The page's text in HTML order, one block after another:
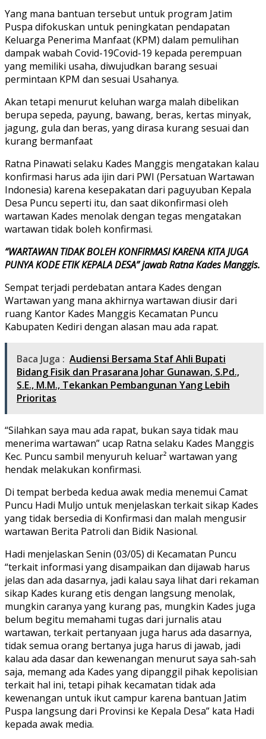
Yang mana bantuan tersebut untuk program Jatim
Puspa difokuskan untuk peningkatan pendapatan
Keluarga Penerima Manfaat (KPM) dalam pemulihan
dampak wabah Covid-19Covid-19 kepada perempuan
yang memiliki usaha, diwujudkan barang sesuai
permintaan KPM dan sesuai Usahanya.
Akan tetapi menurut keluhan warga malah dibelikan
berupa sepeda, payung, bawang, beras, kertas minyak,
jagung, gula dan beras, yang dirasa kurang sesuai dan
kurang bermanfaat
Ratna Pinawati selaku Kades Manggis mengatakan kalau
konfirmasi harus ada ijin dari PWI (Persatuan Wartawan
Indonesia) karena kesepakatan dari paguyuban Kepala
Desa Puncu seperti itu, dan saat dikonfirmasi oleh
wartawan Kades menolak dengan tegas mengatakan
wartawan tidak boleh konfirmasi.
“WARTAWAN TIDAK BOLEH KONFIRMASI KARENA KITA JUGA
PUNYA KODE ETIK KEPALA DESA” jawab Ratna Kades Manggis.
Sempat terjadi perdebatan antara Kades dengan
Wartawan yang mana akhirnya wartawan diusir dari
ruang Kantor Kades Manggis Kecamatan Puncu
Kabupaten Kediri dengan alasan mau ada rapat.
Baca Juga : Audiensi Bersama Staf Ahli Bupati
Bidang Fisik dan Prasarana Johar Gunawan, S.Pd.,
S.E., M.M., Tekankan Pembangunan Yang Lebih
Prioritas
“Silahkan saya mau ada rapat, bukan saya tidak mau
menerima wartawan” ucap Ratna selaku Kades Manggis
Kec. Puncu sambil menyuruh keluar² wartawan yang
hendak melakukan konfirmasi.
Di tempat berbeda kedua awak media menemui Camat
Puncu Hadi Muljo untuk menjelaskan terkait sikap Kades
yang tidak bersedia di Konfirmasi dan malah mengusir
wartawan Berita Patroli dan Bidik Nasional.
Hadi menjelaskan Senin (03/05) di Kecamatan Puncu
“terkait informasi yang disampaikan dan dijawab harus
jelas dan ada dasarnya, jadi kalau saya lihat dari rekaman
sikap Kades kurang etis dengan langsung menolak,
mungkin caranya yang kurang pas, mungkin Kades juga
belum begitu memahami tugas dari jurnalis atau
wartawan, terkait pertanyaan juga harus ada dasarnya,
tidak semua orang bertanya juga harus di jawab, jadi
kalau ada dasar dan kewenangan menurut saya sah-sah
saja, memang ada Kades yang dipanggil pihak kepolisian
terkait hal ini, tetapi pihak kecamatan tidak ada
kewenangan untuk ikut campur karena bantuan Jatim
Puspa langsung dari Provinsi ke Kepala Desa” kata Hadi
kepada awak media.